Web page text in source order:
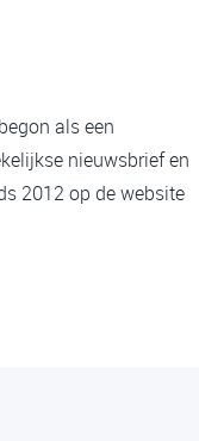
als een
nieuwsbrief en
2012 op de website